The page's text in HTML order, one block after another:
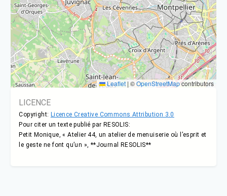
Leaflet | ©OpenStreetMapcontributors
LICENCE
Copyright: Licence Creative Commons Attribution 3.0
Pour citer un texte publié par RESOLIS:
Petit Monique, « Atelier 44, un atelier de menuiserie où l’esprit et
le geste ne font qu’un », **Journal RESOLIS**